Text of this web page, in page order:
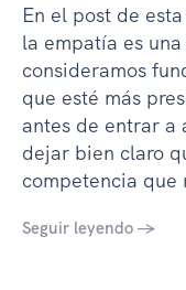
En el post de
la empatía es
consideramos
que esté más
antes de entrar a
dejar bien claro
competencia que
Seguir leyendo →